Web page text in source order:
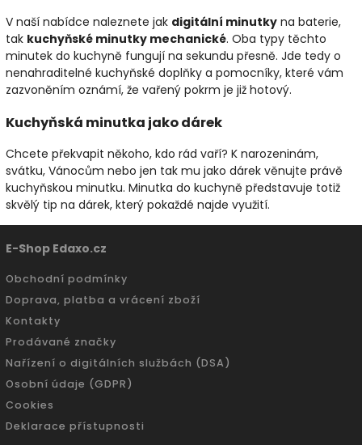
V naší nabídce naleznete jak digitální minutky na baterie,
tak kuchyňské minutky mechanické. Oba typy těchto
minutek do kuchyně fungují na sekundu přesně. Jde tedy o
nenahraditelné kuchyňské doplňky a pomocníky, které vám
zazvoněním oznámí, že vařený pokrm je již hotový.
Kuchyňská minutka jako dárek
Chcete překvapit někoho, kdo rád vaří? K narozeninám,
svátku, Vánocům nebo jen tak mu jako dárek věnujte právě
kuchyňskou minutku. Minutka do kuchyně představuje totiž
skvělý tip na dárek, který pokaždé najde využití.
E-Shop Edaxo.cz
Obchodní podmínky
Doprava, platba a vrácení zboží
Kontakty
Prodávané značky
Nařízení o digitálních službách (DSA)
Osobní údaje (GDPR)
Cookies
Deklarace přístupnosti